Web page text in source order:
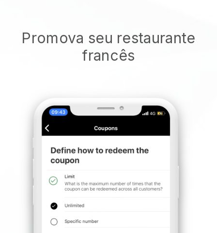
Promova seu restaurante
francês